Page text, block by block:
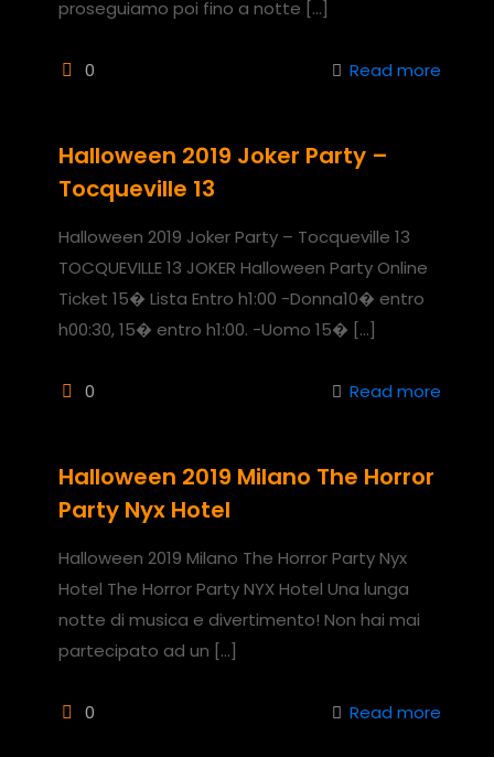
proseguiamo poi fino a notte […]
0 Read more
Halloween 2019 Joker Party –
Tocqueville 13
Halloween 2019 Joker Party – Tocqueville 13
TOCQUEVILLE 13 JOKER Halloween Party Online
Ticket 15� Lista Entro h1:00 -Donna10� entro
h00:30, 15� entro h1:00. -Uomo 15� […]
0 Read more
Halloween 2019 Milano The Horror
Party Nyx Hotel
Halloween 2019 Milano The Horror Party Nyx
Hotel The Horror Party NYX Hotel Una lunga
notte di musica e divertimento! Non hai mai
partecipato ad un […]
0 Read more